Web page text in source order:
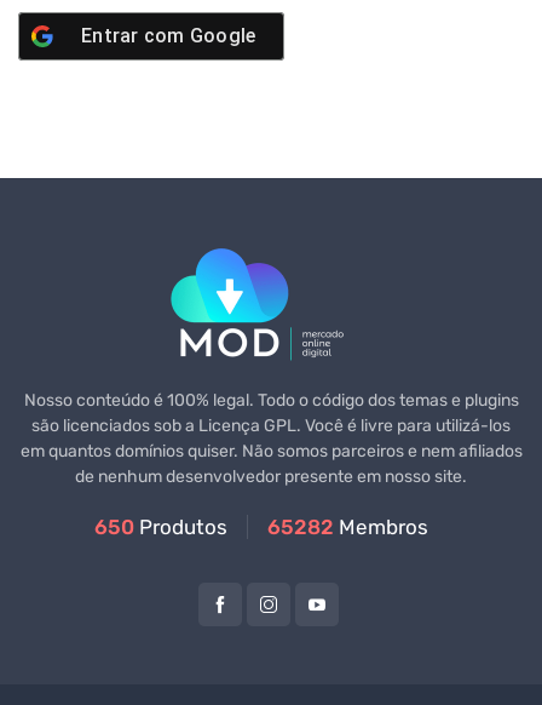
Entrar com Google
Nosso conteúdo é 100% legal. Todo o código dos temas e plugins
são licenciados sob a Licença GPL. Você é livre para utilizá-los
em quantos domínios quiser. Não somos parceiros e nem afiliados
de nenhum desenvolvedor presente em nosso site.
650 Produtos 65282 Membros